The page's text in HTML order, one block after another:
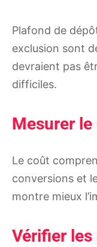
Plafond de
exclusion sont
devraient pas
difficiles.
Mesurer le
Le coût
conversions et
montre mieux
Vérifier